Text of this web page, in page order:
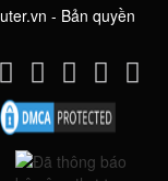
- Bản quyền